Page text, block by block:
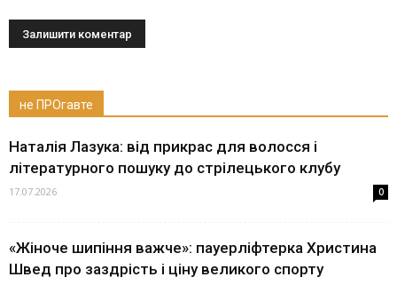
не ПРОгавте
Наталія Лазука: від прикрас для волосся і
літературного пошуку до стрілецького клубу
17.07.2026 0
«Жіноче шипіння важче»: пауерліфтерка Христина
Швед про заздрість і ціну великого спорту